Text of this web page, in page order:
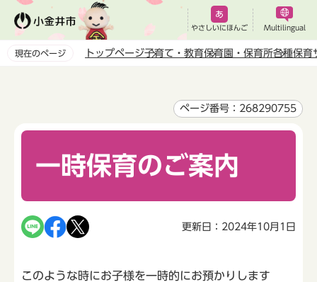
ペ
やさしいにほんご Multilingual
現在のページ トップページ子育て・教育保育園・保育所各種保育
ページ番号：268290755
一時保育のご案内
更新日：2024年10月1日
このような時にお子様を一時的にお預かりします